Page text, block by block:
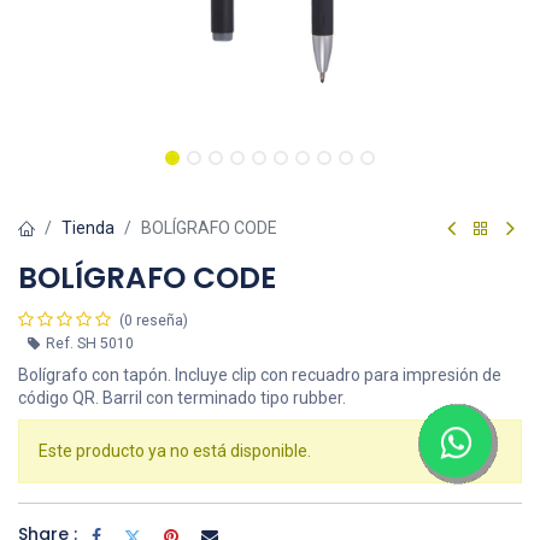
Tienda BOLÍGRAFO CODE
BOLÍGRAFO CODE
(0 reseña)
Ref. SH 5010
Bolígrafo con tapón. Incluye clip con recuadro para impresión de
código QR. Barril con terminado tipo rubber.
Este producto ya no está disponible.
Share :